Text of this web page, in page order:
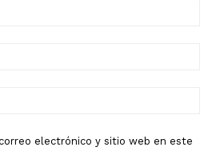
electrónico y sitio web en este